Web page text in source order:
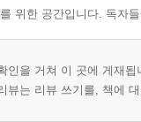
위한 공간입니다. 독자
인을 거쳐 이 곳에 게재됩
뷰는 리뷰 쓰기를, 책에